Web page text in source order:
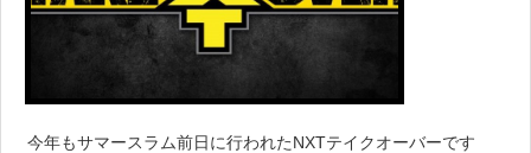
今年もサマースラム前日に行われたNXTテイクオーバーです